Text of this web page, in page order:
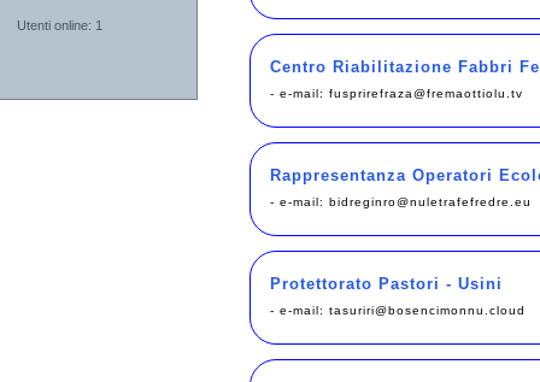
Centro Riabilitazione Fabbri
- e-mail: fusprirefraza@fremaottiolu.tv
Rappresentanza Operatori
- e-mail: bidreginro@nuletrafefredre.eu
Protettorato Pastori - Usini
- e-mail: tasuriri@bosencimonnu.cloud
Utenti online: 1